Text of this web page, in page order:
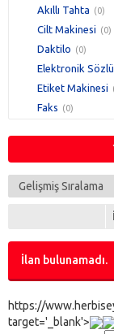
Akıllı Tahta (0)
Cilt Makinesi (0)
Daktilo (0)
Elektronik
Etiket Makinesi
Faks (0)
Hesap Makinesi
Kağıt İmha
Laminasyon &
Para Kasası (0)
Para Sayma
Sahte Para
Telefon Santrali
İlan bulunamadı.
https://
target='_blank'>